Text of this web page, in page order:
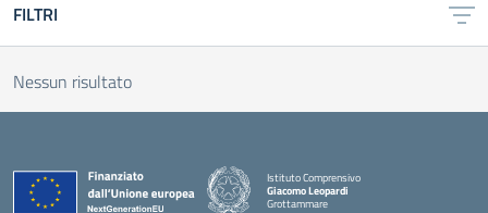
FILTRI
Nessun risultato
Istituto Comprensivo
Giacomo Leopardi
Grottammare